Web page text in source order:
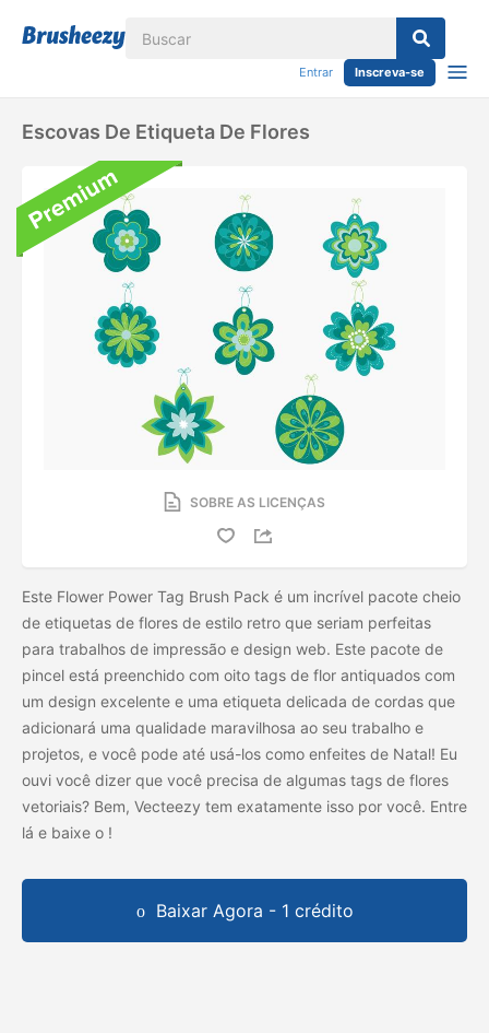
Entrar Inscreva-se
Escovas De Etiqueta De Flores
SOBRE AS LICENÇAS
Este Flower Power Tag Brush Pack é um incrível pacote cheio
de etiquetas de flores de estilo retro que seriam perfeitas
para trabalhos de impressão e design web. Este pacote de
pincel está preenchido com oito tags de flor antiquados com
um design excelente e uma etiqueta delicada de cordas que
adicionará uma qualidade maravilhosa ao seu trabalho e
projetos, e você pode até usá-los como enfeites de Natal! Eu
ouvi você dizer que você precisa de algumas tags de flores
vetoriais? Bem, Vecteezy tem exatamente isso por você. Entre
lá e baixe o !
Baixar Agora - 1 crédito